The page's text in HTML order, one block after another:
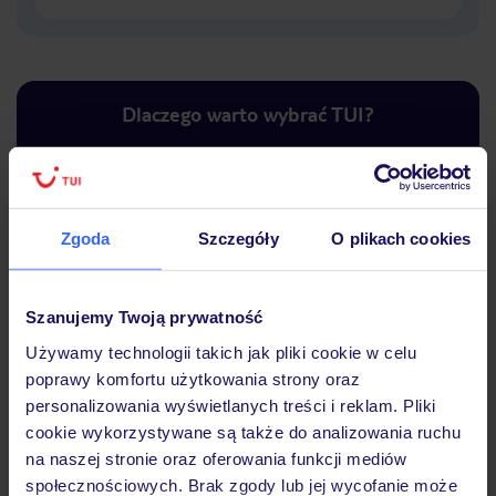
Zgoda Szczegóły O plikach cookies
Szanujemy Twoją prywatność
Używamy technologii takich jak pliki cookie w celu
poprawy komfortu użytkowania strony oraz
personalizowania wyświetlanych treści i reklam. Pliki
cookie wykorzystywane są także do analizowania ruchu
na naszej stronie oraz oferowania funkcji mediów
społecznościowych. Brak zgody lub jej wycofanie może
Dlaczego warto wybrać TUI?
Lider niskich cen
Największe biuro
podróży w Polsce
30 lat w
Hotel
Opinie